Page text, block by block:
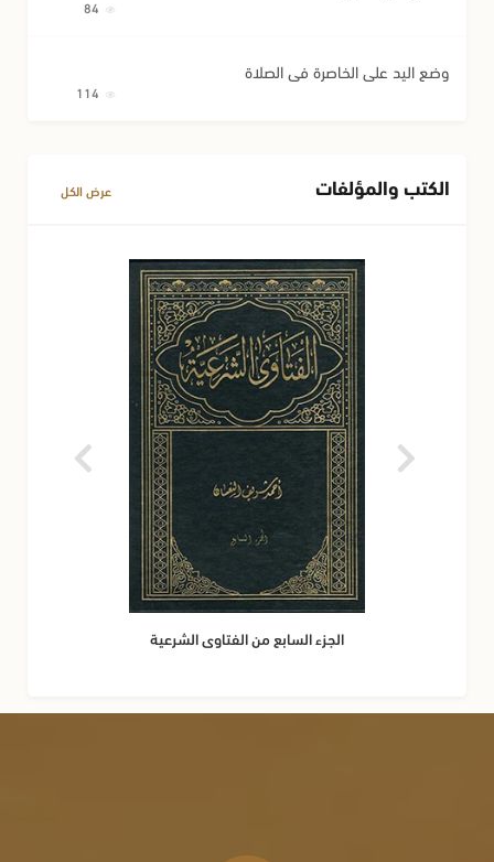
وضع اليد على الخاصرة في الصلاة
الكتب والمؤلفات عرض الكل
الجزء السابع من الفتاوى الشرعية